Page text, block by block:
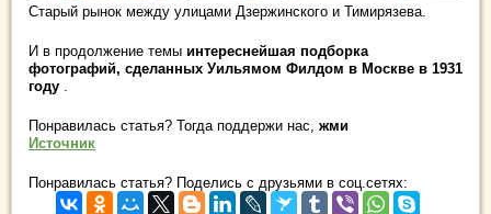
Старый рынок между улицами Дзержинского и Тимирязева.
И в продолжение темы интереснейшая подборка
фотографий, сделанных Уильямом Филдом в Москве в 1931
году .
Понравилась статья? Тогда поддержи нас, жми
Источник
Понравилась статья? Поделись с друзьями в соц.сетях: